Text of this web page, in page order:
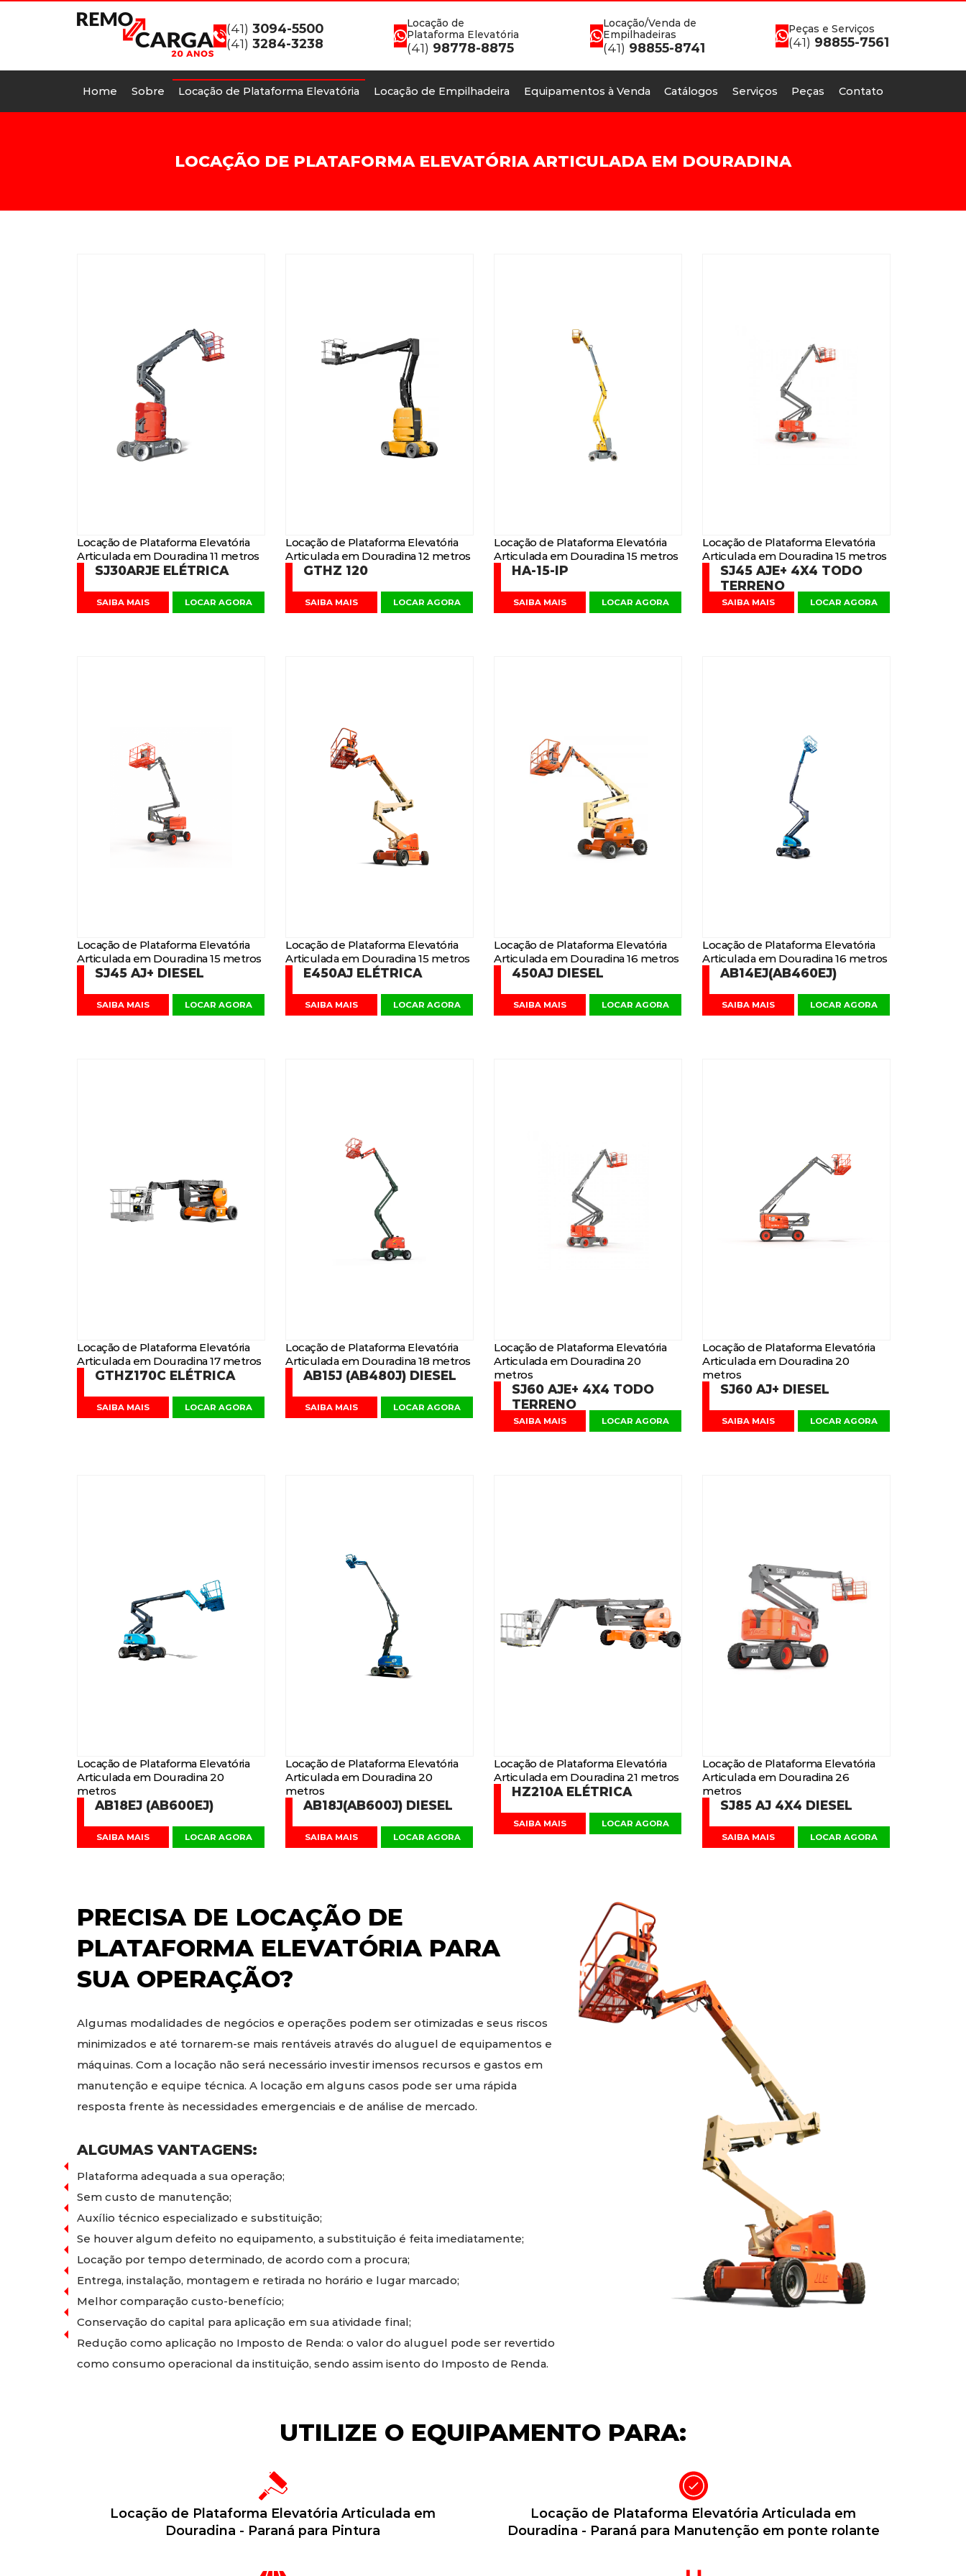
(41) 3094-5500
(41) 3284-3238
Locação de
Plataforma Elevatória
(41) 98778-8875
Locação/Venda de
Empilhadeiras
(41) 98855-8741
Peças e Serviços
(41) 98855-7561
Home Sobre Locação de Plataforma Elevatória Locação de Empilhadeira Equipamentos à Venda Catálogos Serviços Peças Contato
LOCAÇÃO DE PLATAFORMA ELEVATÓRIA ARTICULADA EM DOURADINA
Locação de Plataforma Elevatória
Articulada em Douradina 11 metros
SJ30ARJE ELÉTRICA
SAIBA MAIS LOCAR AGORA
Locação de Plataforma Elevatória
Articulada em Douradina 12 metros
GTHZ 120
SAIBA MAIS LOCAR AGORA
Locação de Plataforma Elevatória
Articulada em Douradina 15 metros
HA-15-IP
SAIBA MAIS LOCAR AGORA
Locação de Plataforma Elevatória
Articulada em Douradina 15 metros
SJ45 AJE+ 4X4 TODO
TERRENO
SAIBA MAIS LOCAR AGORA
Locação de Plataforma Elevatória
Articulada em Douradina 15 metros
SJ45 AJ+ DIESEL
SAIBA MAIS LOCAR AGORA
Locação de Plataforma Elevatória
Articulada em Douradina 15 metros
E450AJ ELÉTRICA
SAIBA MAIS LOCAR AGORA
Locação de Plataforma Elevatória
Articulada em Douradina 16 metros
450AJ DIESEL
SAIBA MAIS LOCAR AGORA
Locação de Plataforma Elevatória
Articulada em Douradina 16 metros
AB14EJ(AB460EJ)
SAIBA MAIS LOCAR AGORA
Locação de Plataforma Elevatória
Articulada em Douradina 17 metros
GTHZ170C ELÉTRICA
SAIBA MAIS LOCAR AGORA
Locação de Plataforma Elevatória
Articulada em Douradina 18 metros
AB15J (AB480J) DIESEL
SAIBA MAIS LOCAR AGORA
Locação de Plataforma Elevatória
Articulada em Douradina 20
metros
SJ60 AJE+ 4X4 TODO
TERRENO
SAIBA MAIS LOCAR AGORA
Locação de Plataforma Elevatória
Articulada em Douradina 20
metros
SJ60 AJ+ DIESEL
SAIBA MAIS LOCAR AGORA
Locação de Plataforma Elevatória
Articulada em Douradina 20
metros
AB18EJ (AB600EJ)
SAIBA MAIS LOCAR AGORA
Locação de Plataforma Elevatória
Articulada em Douradina 20
metros
AB18J(AB600J) DIESEL
SAIBA MAIS LOCAR AGORA
Locação de Plataforma Elevatória
Articulada em Douradina 21 metros
HZ210A ELÉTRICA
SAIBA MAIS LOCAR AGORA
Locação de Plataforma Elevatória
Articulada em Douradina 26
metros
SJ85 AJ 4X4 DIESEL
SAIBA MAIS LOCAR AGORA
PRECISA DE LOCAÇÃO DE
PLATAFORMA ELEVATÓRIA PARA
SUA OPERAÇÃO?
Algumas modalidades de negócios e operações podem ser otimizadas e seus riscos
minimizados e até tornarem-se mais rentáveis através do aluguel de equipamentos e
máquinas. Com a locação não será necessário investir imensos recursos e gastos em
manutenção e equipe técnica. A locação em alguns casos pode ser uma rápida
resposta frente às necessidades emergenciais e de análise de mercado.
ALGUMAS VANTAGENS:
Plataforma adequada a sua operação;
Sem custo de manutenção;
Auxílio técnico especializado e substituição;
Se houver algum defeito no equipamento, a substituição é feita imediatamente;
Locação por tempo determinado, de acordo com a procura;
Entrega, instalação, montagem e retirada no horário e lugar marcado;
Melhor comparação custo-benefício;
Conservação do capital para aplicação em sua atividade final;
Redução como aplicação no Imposto de Renda: o valor do aluguel pode ser revertido
como consumo operacional da instituição, sendo assim isento do Imposto de Renda.
UTILIZE O EQUIPAMENTO PARA:
Locação de Plataforma Elevatória Articulada em
Douradina - Paraná para Pintura
Locação de Plataforma Elevatória Articulada em
Douradina - Paraná para Manutenção em ponte rolante